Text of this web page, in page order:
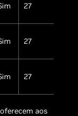
27
27
27
aos